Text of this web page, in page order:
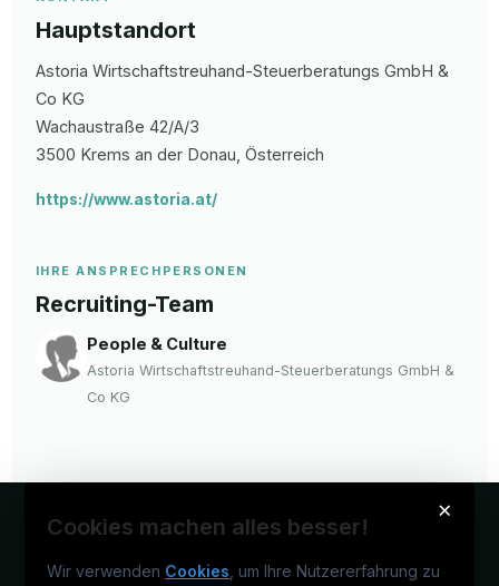
Hauptstandort
Astoria Wirtschaftstreuhand-Steuerberatungs GmbH &
Co KG
Wachaustraße 42/A/3
3500 Krems an der Donau , Österreich
https://www.astoria.at/
IHRE ANSPRECHPERSONEN
Recruiting-Team
People & Culture
Astoria Wirtschaftstreuhand-Steuerberatungs GmbH &
Co KG
×
Cookies machen alles besser!
Wir verwenden Cookies , um Ihre Nutzererfahrung zu